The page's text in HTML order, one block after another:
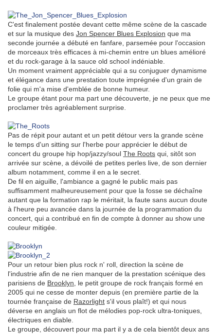
C'est finalement postée devant cette même scène de la cascade
et sur la musique des Jon Spencer Blues Explosion que ma
seconde journée a débuté en fanfare, parsemée pour l'occasion
de morceaux très efficaces à mi-chemin entre un blues amélioré
et du rock-garage à la sauce old school indéniable.
Un moment vraiment appréciable qui a su conjuguer dynamisme
et élégance dans une prestation toute imprégnée d'un grain de
folie qui m'a mise d'emblée de bonne humeur.
Le groupe étant pour ma part une découverte, je ne peux que me
proclamer très agréablement surprise.
Pas de répit pour autant et un petit détour vers la grande scène
le temps d'un sitting sur l'herbe pour apprécier le début de
concert du groupe hip hop/jazzy/soul The Roots qui, sitôt son
arrivée sur scène, a dévoilé de petites perles live, de son dernier
album notamment, comme il en a le secret.
De fil en aiguille, l'ambiance a gagné le public mais pas
suffisamment malheureusement pour que la fosse se déchaîne
autant que la formation rap le méritait, la faute sans aucun doute
à l'heure peu avancée dans la journée de la programmation du
concert, qui a contribué en fin de compte à donner au show une
couleur mitigée.
Pour un retour bien plus rock n' roll, direction la scène de
l'industrie afin de ne rien manquer de la prestation scénique des
parisiens de Brooklyn , le petit groupe de rock français formé en
2005 qui ne cesse de monter depuis (en première partie de la
tournée française de Razorlight s'il vous plaît!) et qui nous
déverse en anglais un flot de mélodies pop-rock ultra-toniques,
électriques en diable.
Le groupe, découvert pour ma part il y a de cela bientôt deux ans